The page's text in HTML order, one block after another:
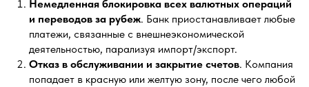
Немедленная блокировка всех валютных операций
и переводов за рубеж. Банк приостанавливает любые
платежи, связанные с внешнеэкономической
деятельностью, парализуя импорт/экспорт.
Отказ в обслуживании и закрытие счетов. Компания
попадает в красную или желтую зону, после чего любой